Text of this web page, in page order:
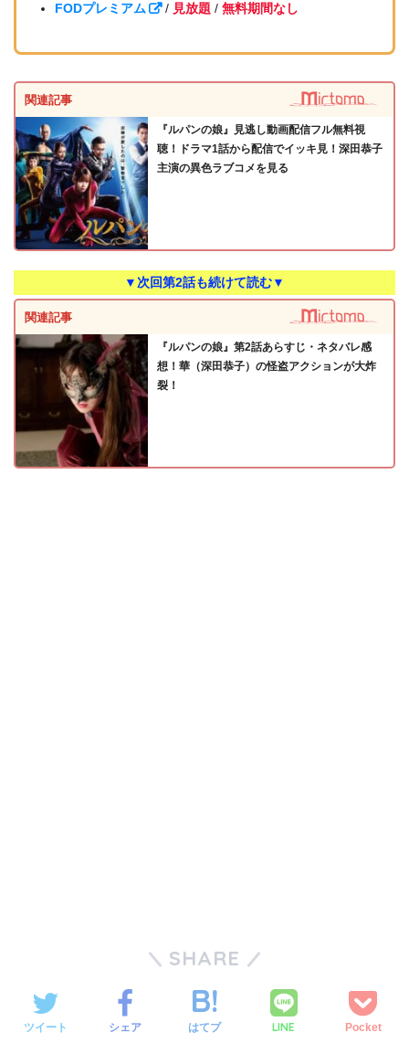
FODプレミアム / 見放題 / 無料期間なし
関連記事
『ルパンの娘』見逃し動画配信フル無料視
聴！ドラマ1話から配信でイッキ見！深田恭子
主演の異色ラブコメを見る
▼次回第2話も続けて読む▼
関連記事
『ルパンの娘』第2話あらすじ・ネタバレ感
想！華（深田恭子）の怪盗アクションが大炸
裂！
SHARE
ツイート シェア はてブ LINE Pocket